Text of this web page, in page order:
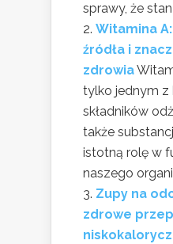
sprawy, że
Witamina
źródła i
zdrowia
tylko jednym z
składników
także
istotną rolę w
naszego
Zupy na
zdrowe